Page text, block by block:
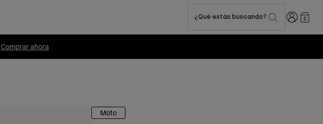
¿Qué estás buscando? Iniciar0
Comprar ahora
Moto